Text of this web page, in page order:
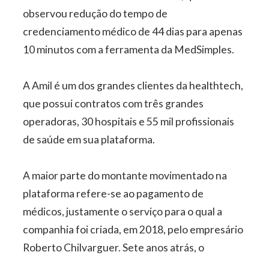
observou redução do tempo de
credenciamento médico de 44 dias para apenas
10 minutos com a ferramenta da MedSimples.
A Amil é um dos grandes clientes da healthtech,
que possui contratos com três grandes
operadoras, 30 hospitais e 55 mil profissionais
de saúde em sua plataforma.
A maior parte do montante movimentado na
plataforma refere-se ao pagamento de
médicos, justamente o serviço para o qual a
companhia foi criada, em 2018, pelo empresário
Roberto Chilvarguer. Sete anos atrás, o